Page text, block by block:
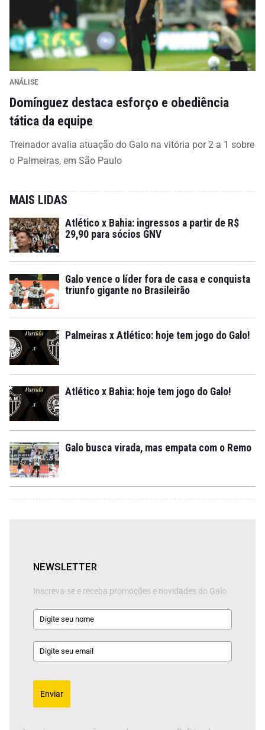
ANÁLISE
Domínguez destaca esforço e obediência
tática da equipe
Treinador avalia atuação do Galo na vitória por 2 a 1 sobre
o Palmeiras, em São Paulo
MAIS LIDAS
Atlético x Bahia: ingressos a partir de R$
29,90 para sócios GNV
Galo vence o líder fora de casa e conquista
triunfo gigante no Brasileirão
Palmeiras x Atlético: hoje tem jogo do Galo!
Atlético x Bahia: hoje tem jogo do Galo!
Galo busca virada, mas empata com o Remo
NEWSLETTER
Inscreva-se e receba promoções e novidades do Galo
Enviar